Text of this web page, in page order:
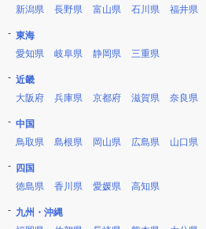
新潟県
長野県 富山県 石川県 福井県
東海
愛知県
岐阜県 静岡県 三重県
近畿
大阪府
兵庫県 京都府 滋賀県 奈良県
中国
鳥取県
島根県 岡山県 広島県 山口県
四国
徳島県
香川県 愛媛県 高知県
九州・沖縄